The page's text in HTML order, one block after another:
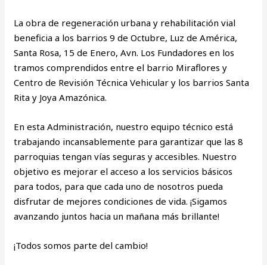
La obra de regeneración urbana y rehabilitación vial
beneficia a los barrios 9 de Octubre, Luz de América,
Santa Rosa, 15 de Enero, Avn. Los Fundadores en los
tramos comprendidos entre el barrio Miraflores y
Centro de Revisión Técnica Vehicular y los barrios Santa
Rita y Joya Amazónica.
En esta Administración, nuestro equipo técnico está
trabajando incansablemente para garantizar que las 8
parroquias tengan vías seguras y accesibles. Nuestro
objetivo es mejorar el acceso a los servicios básicos
para todos, para que cada uno de nosotros pueda
disfrutar de mejores condiciones de vida. ¡Sigamos
avanzando juntos hacia un mañana más brillante!
¡Todos somos parte del cambio!